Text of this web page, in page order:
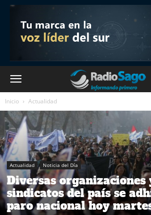
Inicio Actualidad
Actualidad Noticia del Día
Diversas organizaciones
sindicatos del país se
paro nacional hoy